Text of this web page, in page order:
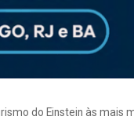
do Einstein às mais